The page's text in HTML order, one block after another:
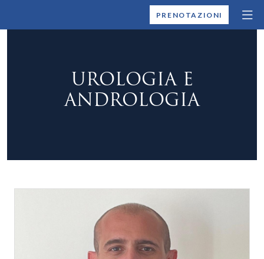
MONTALLEGROPRENOTAZIONI
UROLOGIA E
ANDROLOGIA